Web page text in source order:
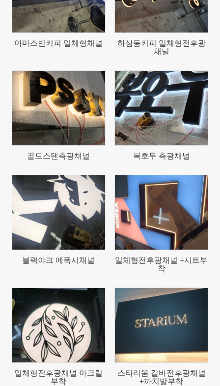
아마스빈커피 일체형채널
하삼동커피 일체형전후광
채널
157
골드스텐측광채널
152
복호두 측광채널
168
블랙야크 에폭시채널
일체형전후광채널 +시트부
착
163
일체형전후광채널 아크릴
부착
스타리움 갈바전후광채널
+까치발부착